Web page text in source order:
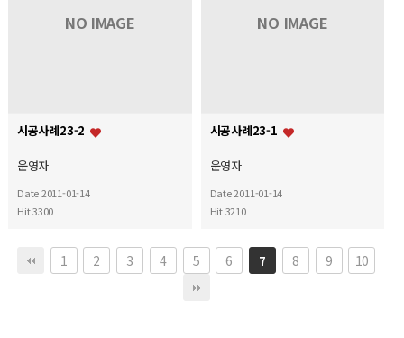
NO IMAGE
시공사례23-2
운영자
Date 2011-01-14
Hit 3300
NO IMAGE
시공사례23-1
운영자
Date 2011-01-14
Hit 3210
1 2 3 4 5 6 7 8 9 10